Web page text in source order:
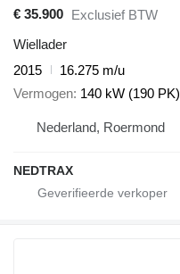
€ 35.900 Exclusief BTW
Wiellader
2015
16.275 m/u
Vermogen 140 kW (190 PK)
Nederland, Roermond
NEDTRAX